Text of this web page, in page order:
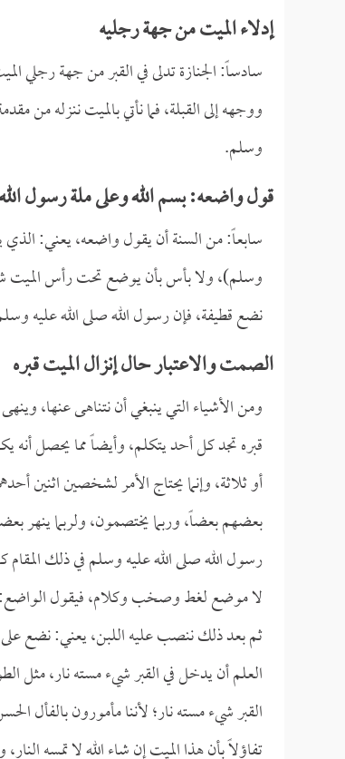
إدلاء الميت من جهة رجليه
سادساً: الجنازة تدلى في القبر من جهة رجلي
ووجهه إلى القبلة، فما نأتي بالميت ننزله من
وسلم.
قول واضعه: بسم الله وعلى ملة رسول
سابعاً: من السنة أن يقول واضعه، يعني: الذي
وسلم)، ولا بأس بأن يوضع تحت رأس الميت
نضع قطيفة، فإن رسول الله صلى الله عليه
الصمت والاعتبار حال إنزال الميت قبره
ومن الأشياء التي ينبغي أن نتناهى عنها،
قبره تجد كل أحد يتكلم، وأيضاً مما يحصل أنه
أو ثلاثة، وإنما يحتاج الأمر لشخصين اثنين
بعضهم بعضاً، وربما يختصمون، ولربما
رسول الله صلى الله عليه وسلم في ذلك
لا موضع لغط وصخب وكلام، فيقول الواضع:
ثم بعد ذلك ننصب عليه اللبن، يعني: نضع
العلم أن يدخل في القبر شيء مسته نار، مثل
القبر شيء مسته نار؛ لأننا مأمورون بالفأل
تفاؤلاً بأن هذا الميت إن شاء الله لا تمسه